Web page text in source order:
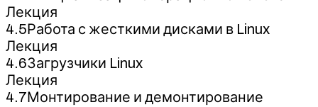
Лекция
4.5Работа с жесткими дисками в Linux
Лекция
4.6Загрузчики Linux
Лекция
4.7Монтирование и демонтирование